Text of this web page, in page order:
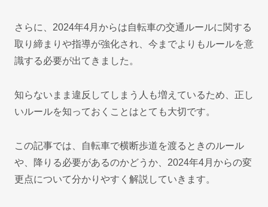
さらに、2024年4月からは自転車の交通ルールに関する
取り締まりや指導が強化され、今までよりもルールを意
識する必要が出てきました。
知らないまま違反してしまう人も増えているため、正し
いルールを知っておくことはとても大切です。
この記事では、自転車で横断歩道を渡るときのルール
や、降りる必要があるのかどうか、2024年4月からの変
更点について分かりやすく解説していきます。